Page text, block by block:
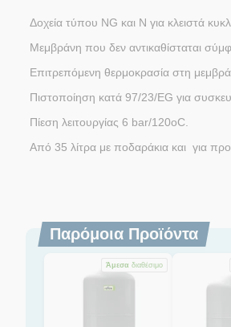
Δοχεία τύπου NG και Ν για κλειστά
Μεμβράνη που δεν αντικαθίσταται
Επιτρεπόμενη θερμοκρασία στη
Πιστοποίηση κατά 97/23/
Πίεση λειτουργίας 6 bar/120oC.
Από 35 λίτρα με ποδαράκια και
Παρόμοια Προϊόντα
Άμεσα διαθέσιμο